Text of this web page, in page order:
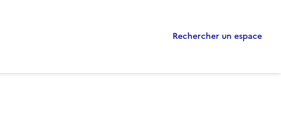
Rechercher un espace